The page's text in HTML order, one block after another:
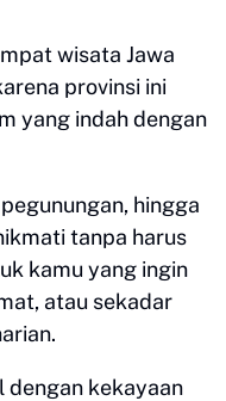
wisata Jawa
provinsi ini
yang indah dengan
hingga
tanpa harus
kamu yang ingin
atau sekadar
dengan kekayaan